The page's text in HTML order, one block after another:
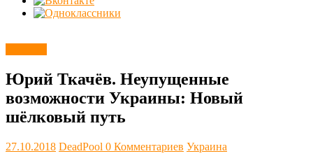
Юрий Ткачёв. Неупущенные
возможности Украины: Новый
шёлковый путь
27.10.2018 DeadPool 0 Комментариев Украина